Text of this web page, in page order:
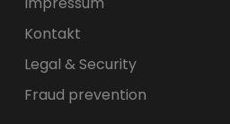
Kontakt
Legal & Security
Fraud prevention